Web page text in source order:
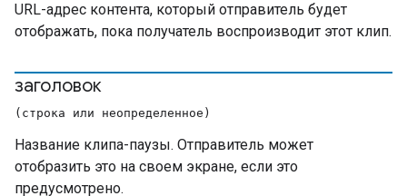
URL-адрес контента, который отправитель будет
отображать, пока получатель воспроизводит этот клип.
заголовок
(строка или неопределенное)
Название клипа-паузы. Отправитель может
отобразить это на своем экране, если это
предусмотрено.